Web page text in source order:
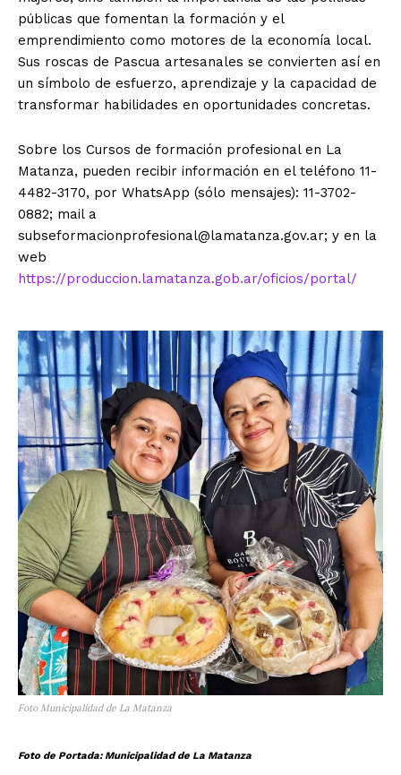
públicas que fomentan la formación y el
emprendimiento como motores de la economía local.
Sus roscas de Pascua artesanales se convierten así en
un símbolo de esfuerzo, aprendizaje y la capacidad de
transformar habilidades en oportunidades concretas.
Sobre los Cursos de formación profesional en La
Matanza, pueden recibir información en el teléfono 11-
4482-3170, por WhatsApp (sólo mensajes): 11-3702-
0882; mail a
subseformacionprofesional@lamatanza.gov.ar; y en la
web
https://produccion.lamatanza.gob.ar/oficios/portal/
Foto Municipalidad de La Matanza
Foto de Portada: Municipalidad de La Matanza